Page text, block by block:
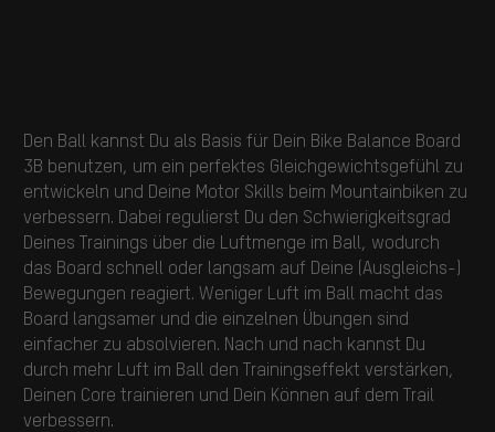
Den Ball kannst Du als Basis für Dein Bike Balance Board
3B benutzen, um ein perfektes Gleichgewichtsgefühl zu
entwickeln und Deine Motor Skills beim Mountainbiken zu
verbessern. Dabei regulierst Du den Schwierigkeitsgrad
Deines Trainings über die Luftmenge im Ball, wodurch
das Board schnell oder langsam auf Deine (Ausgleichs-)
Bewegungen reagiert. Weniger Luft im Ball macht das
Board langsamer und die einzelnen Übungen sind
einfacher zu absolvieren. Nach und nach kannst Du
durch mehr Luft im Ball den Trainingseffekt verstärken,
Deinen Core trainieren und Dein Können auf dem Trail
verbessern.